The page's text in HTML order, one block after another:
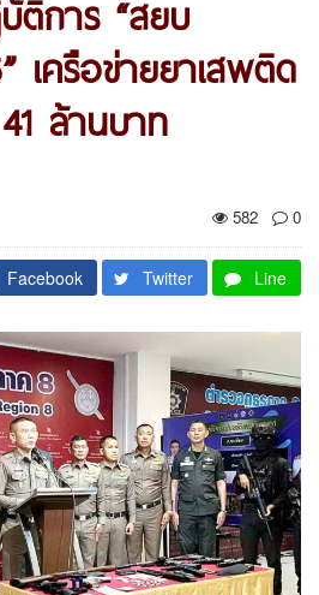
ติการ “สยบ
เครือข่ายยาเสพติด
ล้านบาท
582
0
Facebook Twitter Line